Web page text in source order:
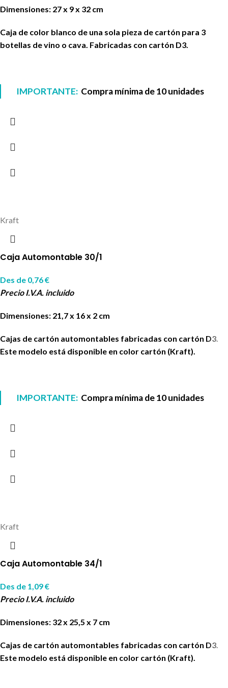
Dimensiones: 27 x 9 x 32 cm
Caja de color blanco de una sola pieza de cartón para 3
botellas de vino o cava. Fabricadas con cartón D3.
IMPORTANTE: Compra mínima de 10 unidades
Kraft
Caja Automontable 30/1
Des de 0,76€
Precio I.V.A. incluido
Dimensiones: 21,7 x 16 x 2 cm
Cajas de cartón automontables fabricadas con cartón D3.
Este modelo está disponible en color cartón (Kraft).
IMPORTANTE: Compra mínima de 10 unidades
Kraft
Caja Automontable 34/1
Des de 1,09€
Precio I.V.A. incluido
Dimensiones: 32 x 25,5 x 7 cm
Cajas de cartón automontables fabricadas con cartón D3.
Este modelo está disponible en color cartón (Kraft).